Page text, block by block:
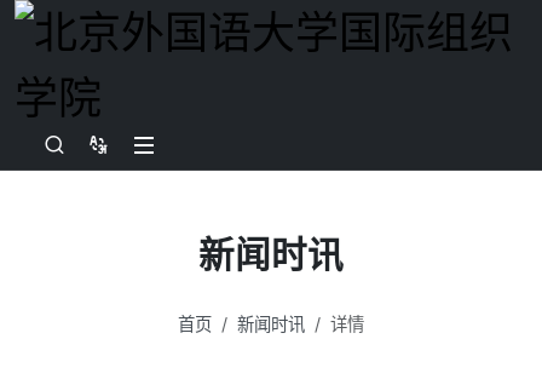
新闻时讯
首页 新闻时讯 详情